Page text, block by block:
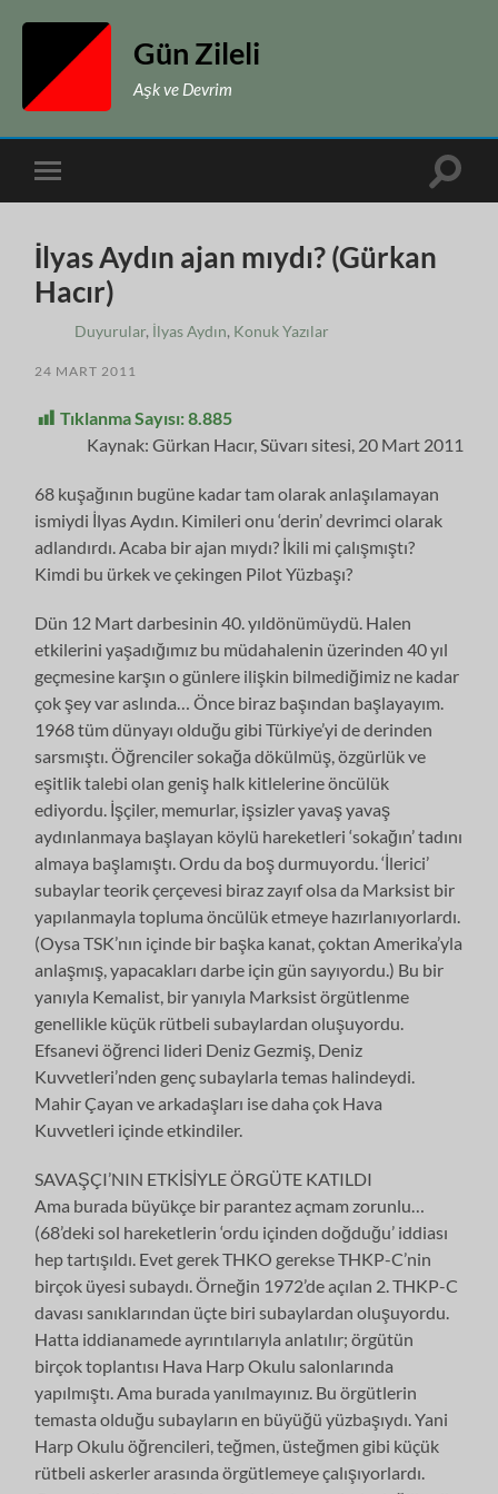
Gün Zileli
Aşk ve Devrim
Toggle
mobile
Toggle
İlyas Aydın ajan mıydı? (Gürkan
Hacır)
Duyurular, İlyas Aydın, Konuk Yazılar
24 MART 2011
Tıklanma Sayısı:8.885
Kaynak: Gürkan Hacır, Süvarı sitesi, 20 Mart 2011
68 kuşağının bugüne kadar tam olarak anlaşılamayan
ismiydi İlyas Aydın. Kimileri onu ‘derin’ devrimci olarak
adlandırdı. Acaba bir ajan mıydı? İkili mi çalışmıştı?
Kimdi bu ürkek ve çekingen Pilot Yüzbaşı?
Dün 12 Mart darbesinin 40. yıldönümüydü. Halen
etkilerini yaşadığımız bu müdahalenin üzerinden 40 yıl
geçmesine karşın o günlere ilişkin bilmediğimiz ne kadar
çok şey var aslında… Önce biraz başından başlayayım.
1968 tüm dünyayı olduğu gibi Türkiye’yi de derinden
sarsmıştı. Öğrenciler sokağa dökülmüş, özgürlük ve
eşitlik talebi olan geniş halk kitlelerine öncülük
ediyordu. İşçiler, memurlar, işsizler yavaş yavaş
aydınlanmaya başlayan köylü hareketleri ‘sokağın’ tadını
almaya başlamıştı. Ordu da boş durmuyordu. ‘İlerici’
subaylar teorik çerçevesi biraz zayıf olsa da Marksist bir
yapılanmayla topluma öncülük etmeye hazırlanıyorlardı.
(Oysa TSK’nın içinde bir başka kanat, çoktan Amerika’yla
anlaşmış, yapacakları darbe için gün sayıyordu.) Bu bir
yanıyla Kemalist, bir yanıyla Marksist örgütlenme
genellikle küçük rütbeli subaylardan oluşuyordu.
Efsanevi öğrenci lideri Deniz Gezmiş, Deniz
Kuvvetleri’nden genç subaylarla temas halindeydi.
Mahir Çayan ve arkadaşları ise daha çok Hava
Kuvvetleri içinde etkindiler.
SAVAŞÇI’NIN ETKİSİYLE ÖRGÜTE KATILDI
Ama burada büyükçe bir parantez açmam zorunlu…
(68’deki sol hareketlerin ‘ordu içinden doğduğu’ iddiası
hep tartışıldı. Evet gerek THKO gerekse THKP-C’nin
birçok üyesi subaydı. Örneğin 1972’de açılan 2. THKP-C
davası sanıklarından üçte biri subaylardan oluşuyordu.
Hatta iddianamede ayrıntılarıyla anlatılır; örgütün
birçok toplantısı Hava Harp Okulu salonlarında
yapılmıştı. Ama burada yanılmayınız. Bu örgütlerin
temasta olduğu subayların en büyüğü yüzbaşıydı. Yani
Harp Okulu öğrencileri, teğmen, üsteğmen gibi küçük
rütbeli askerler arasında örgütlemeye çalışıyorlardı.